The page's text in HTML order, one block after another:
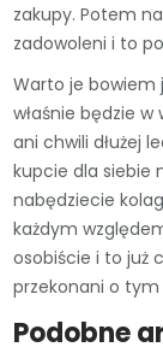
zakupy. Potem
zadowoleni i to
Warto je bowiem
właśnie będzie
ani chwili dłużej
kupcie dla siebie
nabędziecie
każdym
osobiście i to już
przekonani o
Podobne